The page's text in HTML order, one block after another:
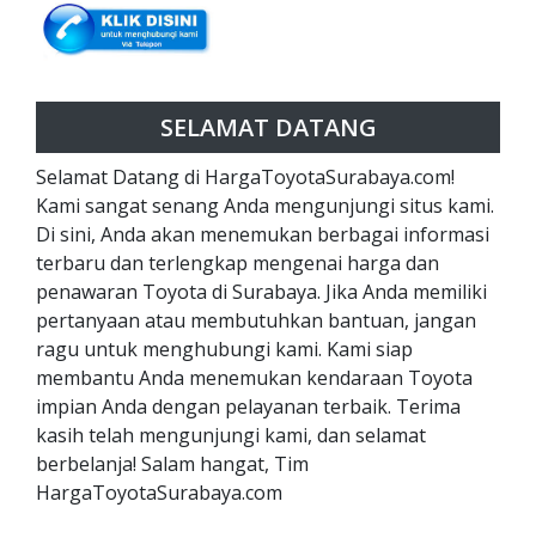
SELAMAT DATANG
Selamat Datang di HargaToyotaSurabaya.com!
Kami sangat senang Anda mengunjungi situs kami.
Di sini, Anda akan menemukan berbagai informasi
terbaru dan terlengkap mengenai harga dan
penawaran Toyota di Surabaya. Jika Anda memiliki
pertanyaan atau membutuhkan bantuan, jangan
ragu untuk menghubungi kami. Kami siap
membantu Anda menemukan kendaraan Toyota
impian Anda dengan pelayanan terbaik. Terima
kasih telah mengunjungi kami, dan selamat
berbelanja! Salam hangat, Tim
HargaToyotaSurabaya.com